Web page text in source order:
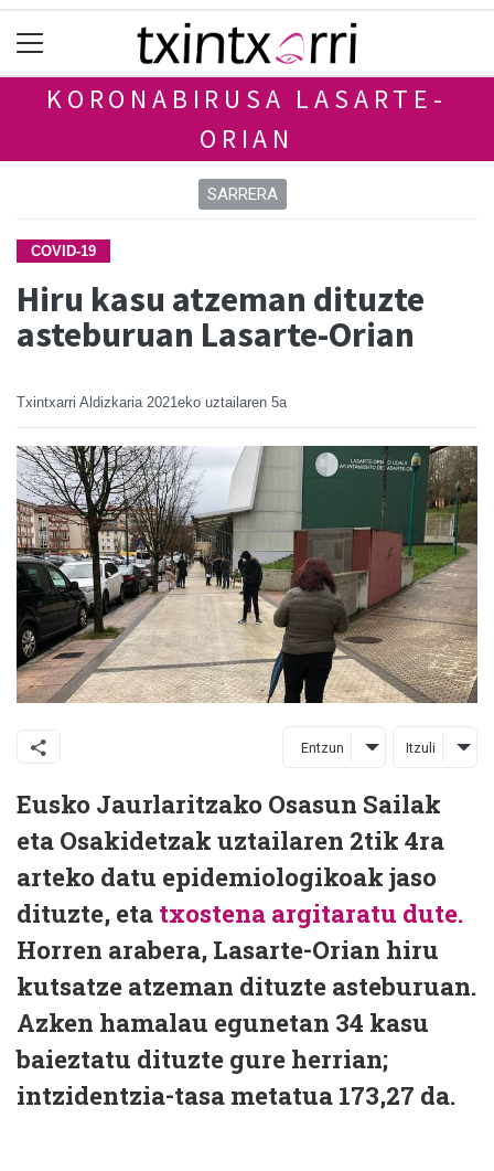
KORONABIRUSA LASARTE-
ORIAN
SARRERA
COVID-19
Hiru kasu atzeman dituzte
asteburuan Lasarte-Orian
Txintxarri Aldizkaria 2021eko uztailaren 5a
Entzun Itzuli
Eusko Jaurlaritzako Osasun Sailak
eta Osakidetzak uztailaren 2tik 4ra
arteko datu epidemiologikoak jaso
dituzte, eta txostena argitaratu dute.
Horren arabera, Lasarte-Orian hiru
kutsatze atzeman dituzte asteburuan.
Azken hamalau egunetan 34 kasu
baieztatu dituzte gure herrian;
intzidentzia-tasa metatua 173,27 da.